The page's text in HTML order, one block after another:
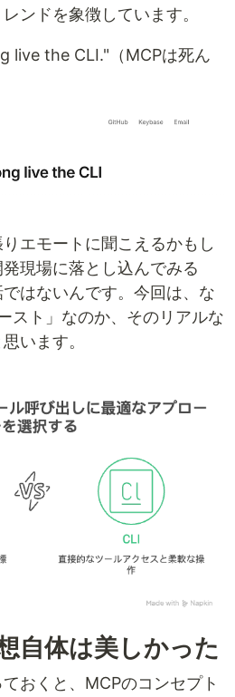
ンドを象徴しています。
live the CLI."（MCPは死ん
エモートに聞こえるかもし
現場に落とし込んでみる
はないんです。今回は、な
スト」なのか、そのリアルな
います。
自体は美しかった
おくと、MCPのコンセプト